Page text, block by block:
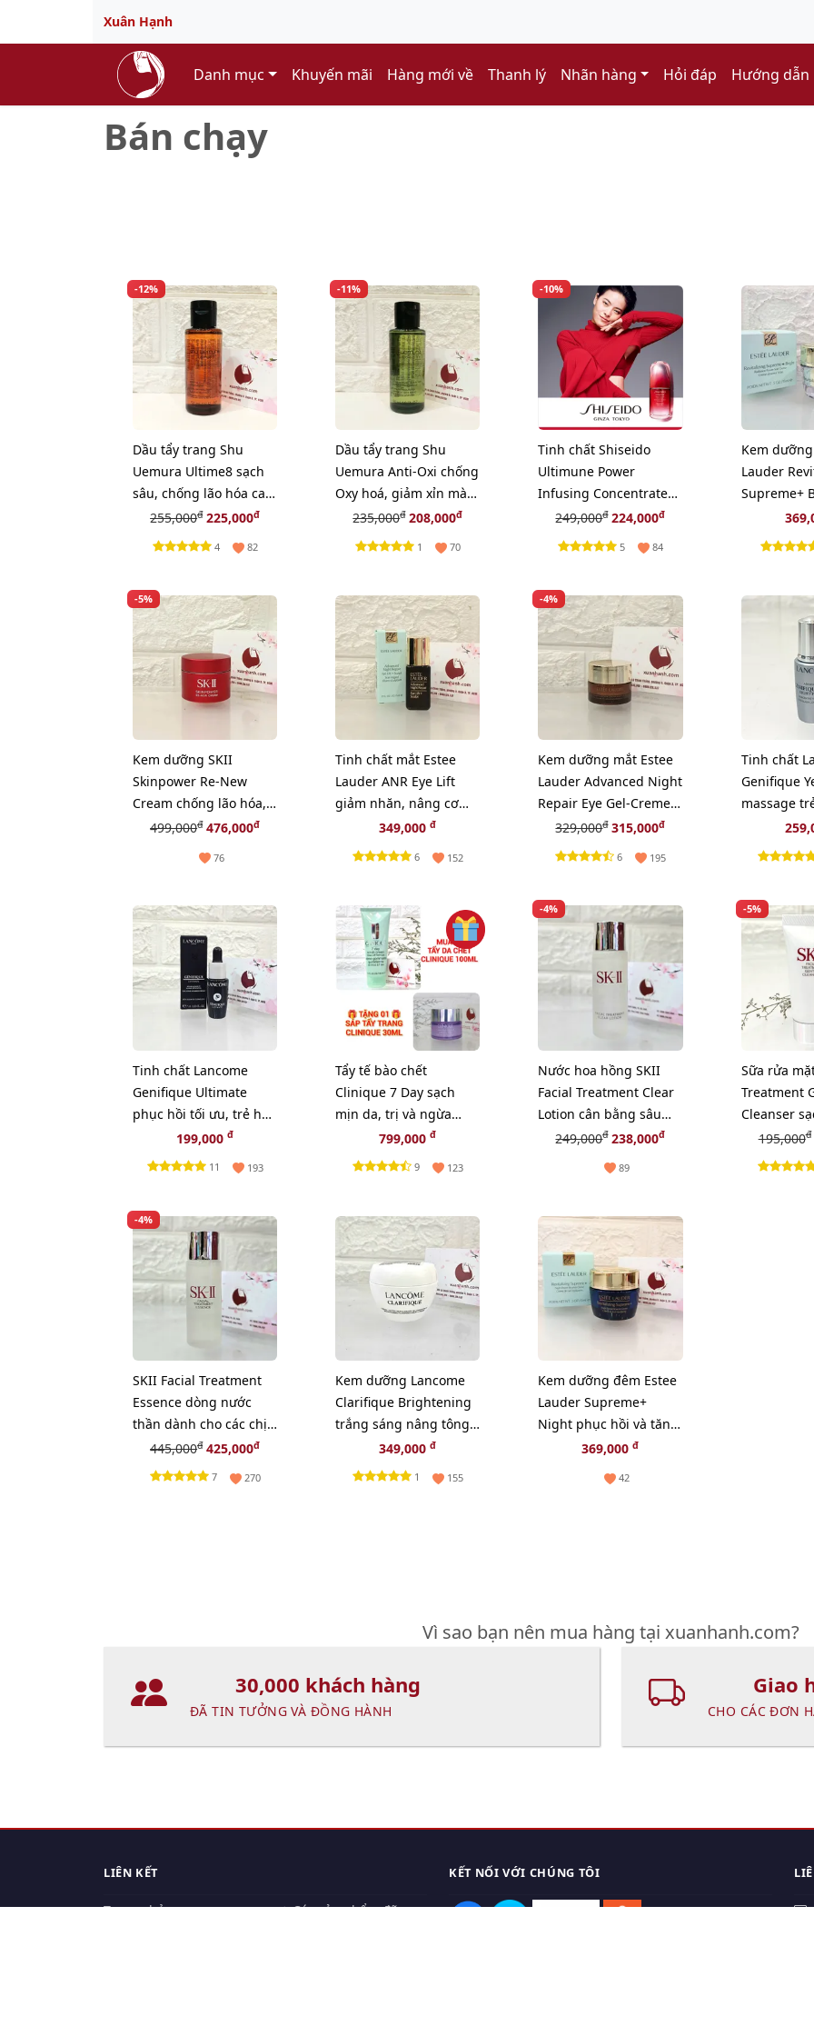
Xuân Hạnh
Danh mục Khuyến mãi Hàng mới về Thanh lý Nhãn hàng Hỏi đáp Hướng dẫn
Bán chạy
-12%
Dầu tẩy trang Shu
Uemura Ultime8 sạch
sâu, chống lão hóa cao
cấp nhất - 50ml
255,000đ 225,000đ
4 82
-11%
Dầu tẩy trang Shu
Uemura Anti-Oxi chống
Oxy hoá, giảm xỉn màu
da - 50ml
235,000đ208,000đ
1 70
-10%
Tinh chất Shiseido
Ultimune Power
Infusing Concentrate
khôi phục, tái tạo da,
10ml
249,000đ224,000đ
5 84
Kem
Lauder
Supreme+
sáng da
15ml
-5%
Kem dưỡng SKII
Skinpower Re-New
Cream chống lão hóa,
phục hồi nuôi dưỡng
499,000đ 476,000đ
76
Tinh chất mắt Estee
Lauder ANR Eye Lift
giảm nhăn, nâng cơ
mắt chuyên sâu, 5ml
(New)
349,000đ
6 152
-4%
Kem dưỡng mắt Estee
Lauder Advanced Night
Repair Eye Gel-Creme
Multi - 5ml (New)
329,000đ315,000đ
6 195
Tinh chất
Genifique
massage
mắt, 5ml.
Tinh chất Lancome
Genifique Ultimate
phục hồi tối ưu, trẻ hóa
da, 7ml (New)
199,000đ
11 193
Tẩy tế bào chết
Clinique 7 Day sạch
mịn da, trị và ngừa
mụn cám, 100ml -
TẶNG 1 SÁP TẨY TRANG
799,000đ
9 123
-4%
Nước hoa hồng SKII
Facial Treatment Clear
Lotion cân bằng sâu
cho da, 30ml
249,000đ238,000đ
89
-5%
Sữa rửa
Treatment
Cleanser
làn da -
195,000đ
-4%
SKII Facial Treatment
Essence dòng nước
thần dành cho các chị
em - 30ml (new)
445,000đ425,000đ
7 270
Kem dưỡng Lancome
Clarifique Brightening
trắng sáng nâng tông,
se mịn, 15ml
349,000đ
1 155
Kem dưỡng đêm Estee
Lauder Supreme+
Night phục hồi và tăng
sinh Collagen, 15ml
369,000đ
42
Vì sao bạn nên mua hàng tại xuanhanh.com?
30,000 khách hàng
ĐÃ TIN TƯỞNG VÀ ĐỒNG HÀNH
Giao
CHO CÁC ĐƠN
LIÊN KẾT
Trang chủ
Các sản phẩm đã
KẾT NỐI VỚI CHÚNG TÔI